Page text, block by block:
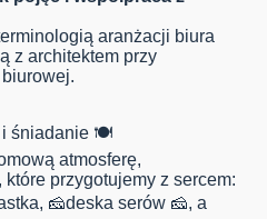
aranżacji biura
z architektem przy
i śniadanie 🍽️
atmosferę,
przygotujemy z sercem:
🧀deska serów 🧀, a